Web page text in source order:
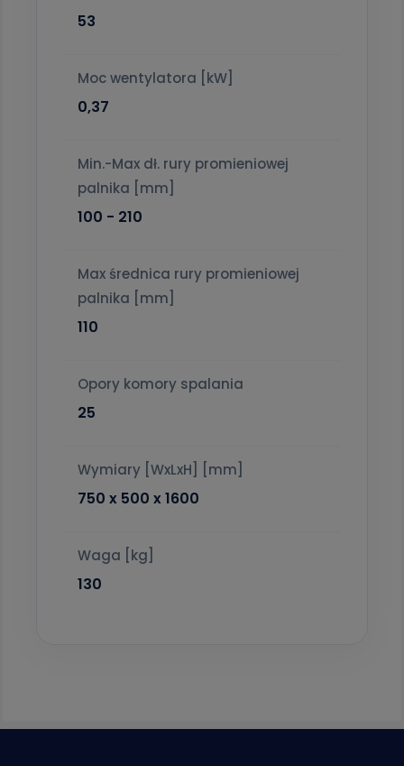
53
Moc wentylatora [kW]
0,37
Min.-Max dł. rury promieniowej
palnika [mm]
100 - 210
Max średnica rury promieniowej
palnika [mm]
110
Opory komory spalania
25
Wymiary [WxLxH] [mm]
750 x 500 x 1600
Waga [kg]
130